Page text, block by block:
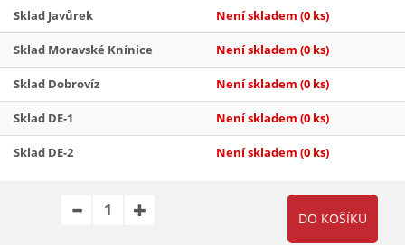
Sklad Javůrek Není skladem (0 ks)
Sklad Moravské Knínice Není skladem (0 ks)
Sklad Dobrovíz Není skladem (0 ks)
Sklad DE-1 Není skladem (0 ks)
Sklad DE-2 Není skladem (0 ks)